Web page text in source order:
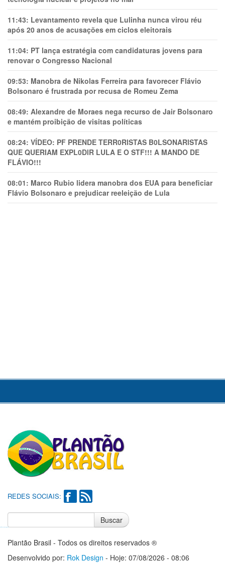
11:43: Levantamento revela que Lulinha nunca virou réu
após 20 anos de acusações em ciclos eleitorais
11:04: PT lança estratégia com candidaturas jovens para
renovar o Congresso Nacional
09:53: Manobra de Nikolas Ferreira para favorecer Flávio
Bolsonaro é frustrada por recusa de Romeu Zema
08:49: Alexandre de Moraes nega recurso de Jair Bolsonaro
e mantém proibição de visitas políticas
08:24: VÍDEO: PF PRENDE TERR0RlSTAS B0LSONARlSTAS
QUE QUERIAM EXPL0DlR LULA E O STF!!! A MANDO DE
FLÁVIO!!!
08:01: Marco Rubio lidera manobra dos EUA para beneficiar
Flávio Bolsonaro e prejudicar reeleição de Lula
REDES SOCIAIS:
Buscar
Plantão Brasil - Todos os direitos reservados ®
Desenvolvido por: Rok Design - Hoje: 07/08/2026 - 08:06